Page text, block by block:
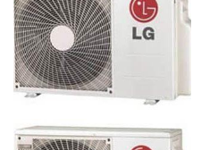
Add to
Wishlist